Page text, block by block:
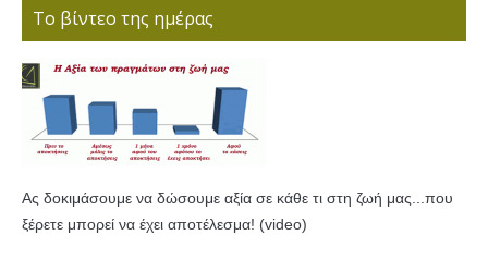
Το βίντεο της ημέρας
Ας δοκιμάσουμε να δώσουμε αξία σε κάθε τι στη ζωή μας...που
ξέρετε μπορεί να έχει αποτέλεσμα! (video)